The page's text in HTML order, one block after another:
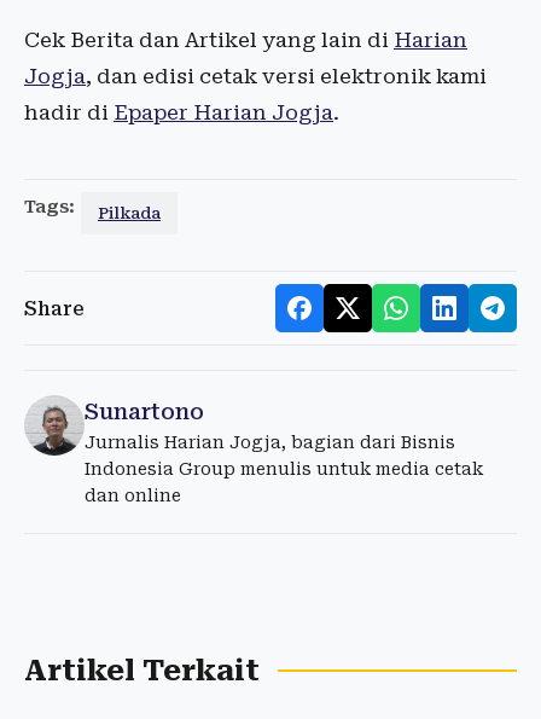
Cek Berita dan Artikel yang lain di Harian
Jogja, dan edisi cetak versi elektronik kami
hadir di Epaper Harian Jogja.
Tags: Pilkada
Share
Sunartono
Jurnalis Harian Jogja, bagian dari Bisnis
Indonesia Group menulis untuk media cetak
dan online
Artikel Terkait